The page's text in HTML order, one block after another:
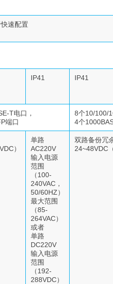
速配置
IP41 IP41
T电口，
端口
8个10/100/
4个
）
单路
AC220V
输入电源
范围
（100-
240VAC，
50/60HZ）
最大范围
（85-
264VAC）
或者
单路
DC220V
输入电源
范围
（192-
288VDC）
双路备份冗
24~48VDC